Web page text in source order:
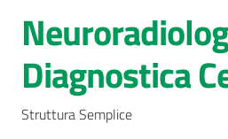
Servizi
Luoghi
di
Salta al contenuto
Diagnostica
Struttura Semplice